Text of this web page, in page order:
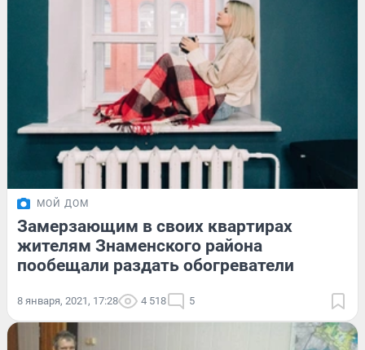
МОЙ ДОМ
Замерзающим в своих квартирах
жителям Знаменского района
пообещали раздать обогреватели
8 января, 2021, 17:28 4 518 5